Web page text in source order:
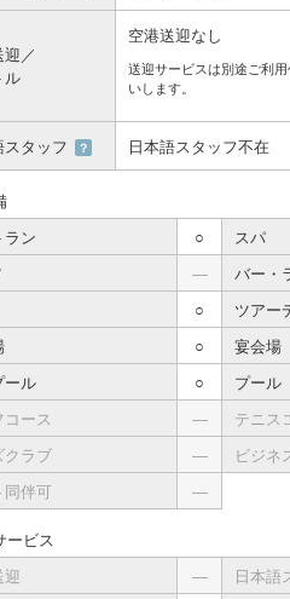
／
ル
空港送迎なし
送迎サービスは別途ご利
いします。
スタッフ ？ 日本語スタッフ不在
ラン
○ スパ
― バー・
○ ツアー
○ 宴会場
ール
○ プール
コース
― テニス
クラブ
― ビジネ
同伴可
―
ービス
迎
― 日本語